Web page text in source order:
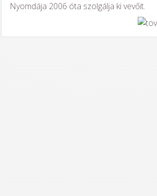
Nyomdája 2006 óta szolgálja ki vevőit.